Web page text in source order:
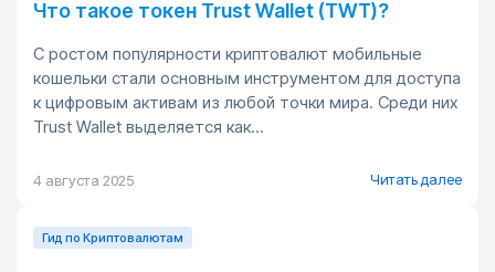
Что такое токен Trust Wallet (TWT)?
С ростом популярности криптовалют мобильные
кошельки стали основным инструментом для доступа
к цифровым активам из любой точки мира. Среди них
Trust Wallet выделяется как...
4 августа 2025 Читать далее
Гид по Криптовалютам